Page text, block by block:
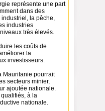
représente une part
dans des
la pêche,
industries
très élevés.
les coûts de
la
investisseurs.
Mauritanie pourrait
secteurs minier,
ajoutée nationale.
à la
nationale.